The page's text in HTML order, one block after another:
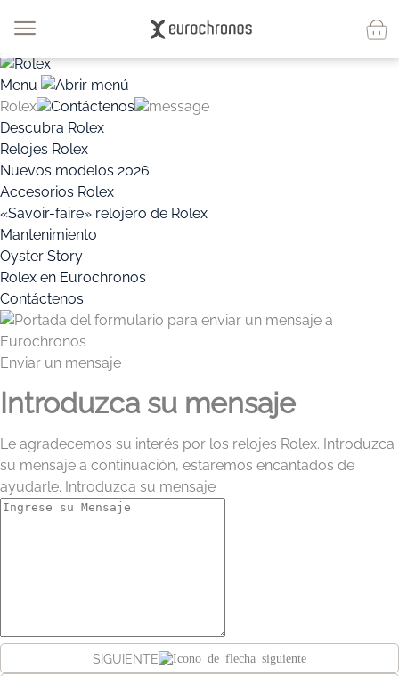
Menu
Rolex
Contáctenos
message
Descubra Rolex
Relojes Rolex
Nuevos modelos 2026
Accesorios Rolex
«Savoir-faire» relojero de Rolex
Mantenimiento
Oyster Story
Rolex en Eurochronos
Contáctenos
Enviar un mensaje
Introduzca su mensaje
Le agradecemos su interés por los relojes Rolex. Introduzca
su mensaje a continuación, estaremos encantados de
ayudarle. Introduzca su mensaje
SIGUIENTE